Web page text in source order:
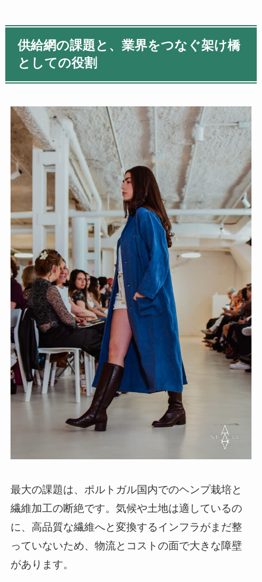
供給網の課題と、業界をつなぐ架け橋
としての役割
最大の課題は、ポルトガル国内でのヘンプ栽培と
繊維加工の断絶です。気候や土地は適しているの
に、高品質な繊維へと変換するインフラがまだ整
っていないため、物流とコストの面で大きな障壁
があります。